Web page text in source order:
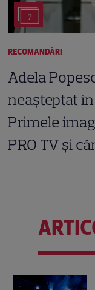
7
RECOMANDĂRI
Adela
neașteptat în
Primele
PRO TV și